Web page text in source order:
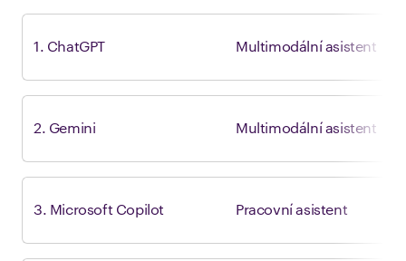
1. ChatGPT Multimodální asistent
2. Gemini Multimodální asistent
3. Microsoft Copilot Pracovní asistent